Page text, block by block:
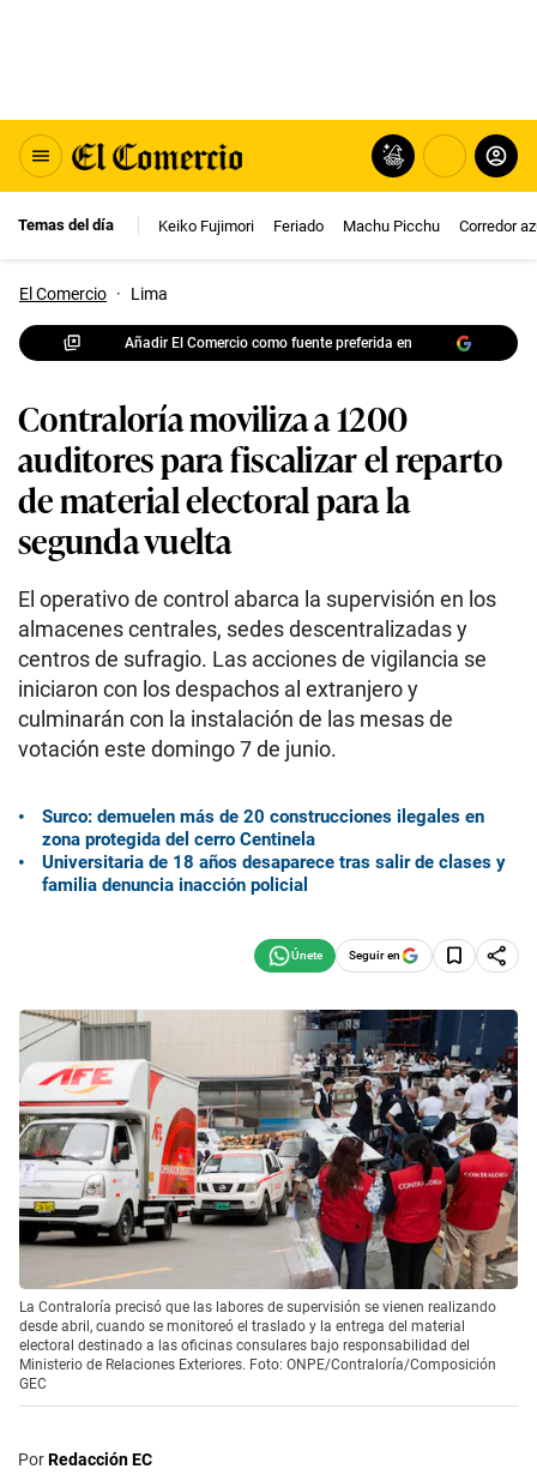
Temas del día Keiko Fujimori Feriado Machu Picchu Corredor
El Comercio · Lima
Añadir El Comercio como fuente preferida en
Contraloría moviliza a 1200
auditores para fiscalizar el reparto
de material electoral para la
segunda vuelta
El operativo de control abarca la supervisión en los
almacenes centrales, sedes descentralizadas y
centros de sufragio. Las acciones de vigilancia se
iniciaron con los despachos al extranjero y
culminarán con la instalación de las mesas de
votación este domingo 7 de junio.
Surco: demuelen más de 20 construcciones ilegales en
zona protegida del cerro Centinela
Universitaria de 18 años desaparece tras salir de clases y
familia denuncia inacción policial
Seguir en
La Contraloría precisó que las labores de supervisión se vienen realizando
desde abril, cuando se monitoreó el traslado y la entrega del material
electoral destinado a las oficinas consulares bajo responsabilidad del
Ministerio de Relaciones Exteriores. Foto: ONPE/Contraloría/Composición
GEC
PorRedacción EC